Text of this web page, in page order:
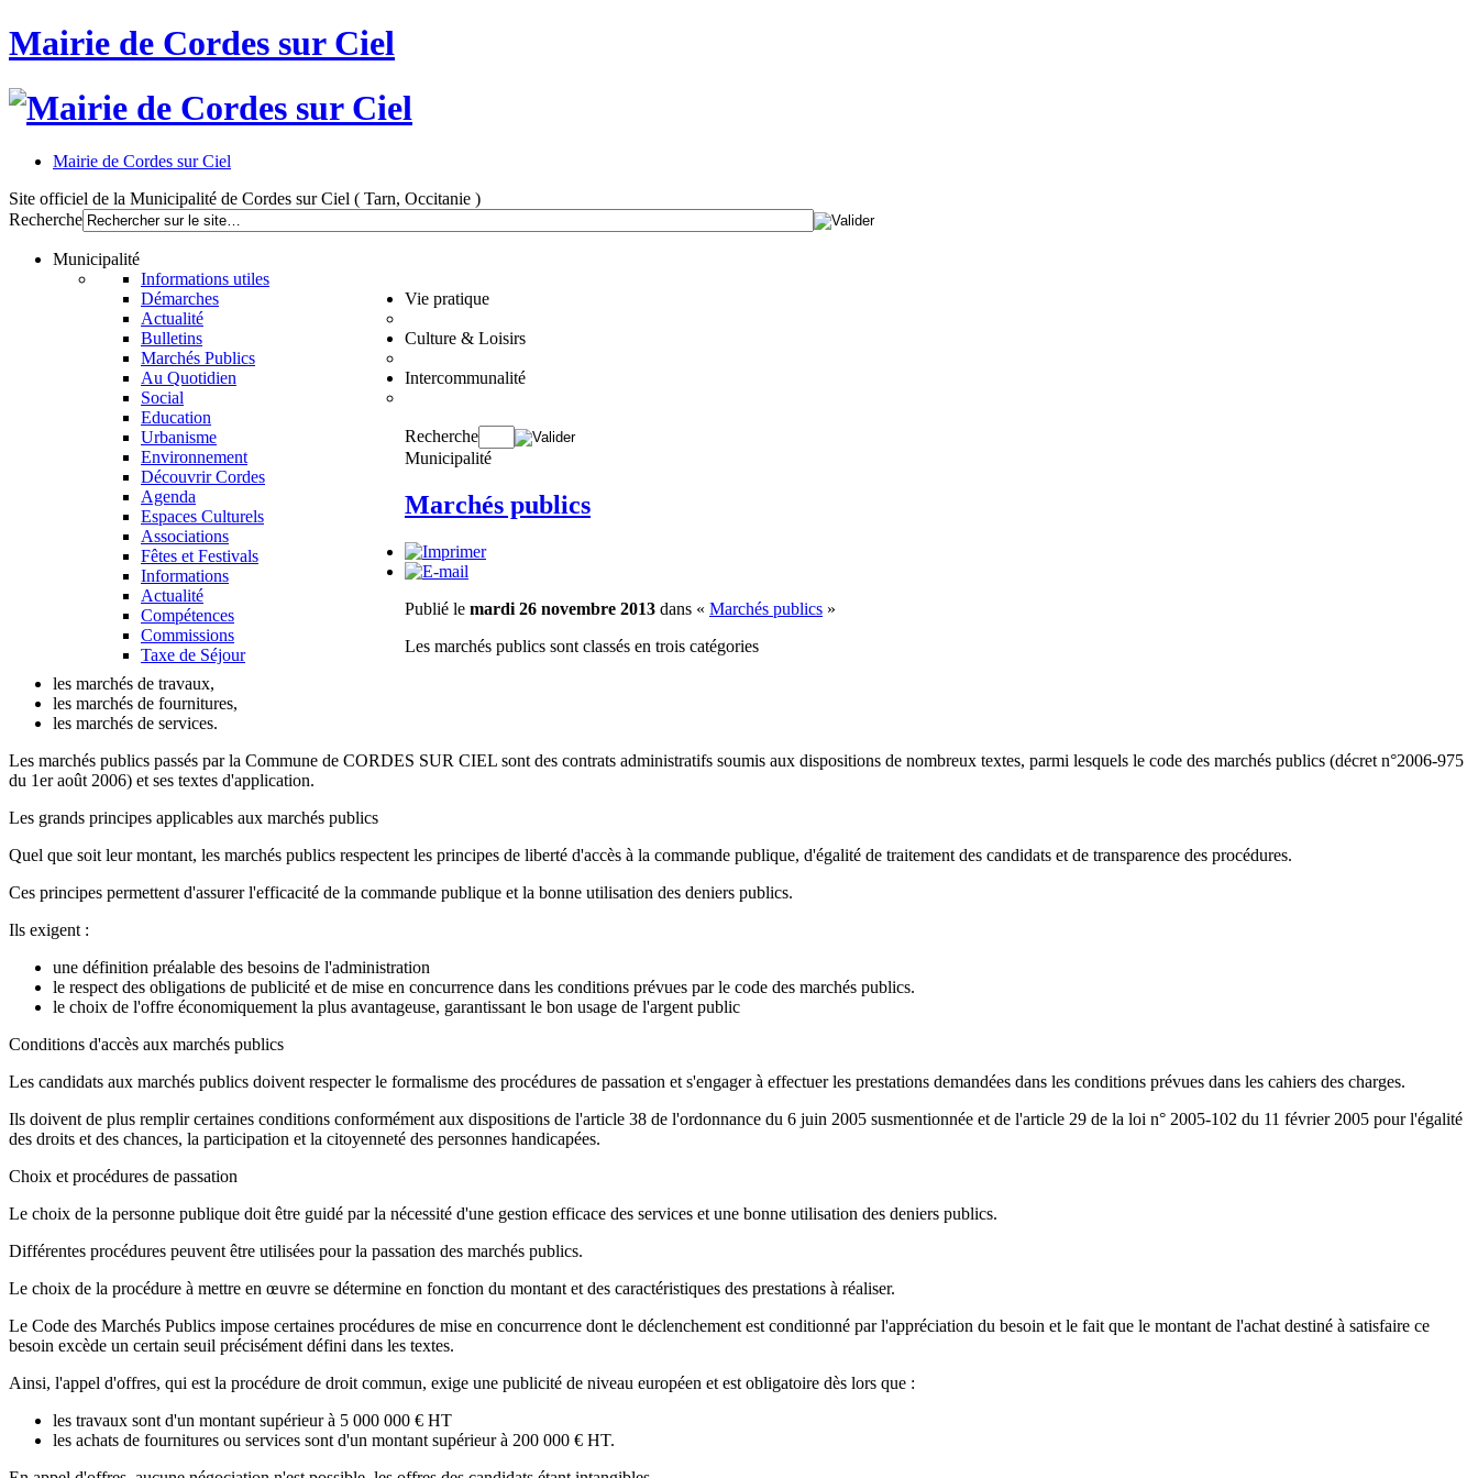
Mairie de Cordes sur Ciel
Mairie de Cordes sur Ciel
Site officiel de la Municipalité de Cordes sur Ciel ( Tarn, Occitanie )
Recherche
Municipalité
Informations utiles
Démarches
Actualité
Bulletins
Marchés Publics
Vie pratique
Au Quotidien
Social
Education
Urbanisme
Environnement
Culture & Loisirs
Découvrir Cordes
Agenda
Espaces Culturels
Associations
Fêtes et Festivals
Intercommunalité
Informations
Actualité
Compétences
Commissions
Taxe de Séjour
Recherche
Municipalité
Marchés publics
Publié le mardi 26 novembre 2013 dans « Marchés publics »
Les marchés publics sont classés en trois catégories
les marchés de travaux,
les marchés de fournitures,
les marchés de services.
Les marchés publics passés par la Commune de CORDES SUR CIEL sont des contrats administratifs soumis aux dispositions de nombreux textes, parmi lesquels le code des marchés publics (décret n°2006-975
du 1er août 2006) et ses textes d'application.
Les grands principes applicables aux marchés publics
Quel que soit leur montant, les marchés publics respectent les principes de liberté d'accès à la commande publique, d'égalité de traitement des candidats et de transparence des procédures.
Ces principes permettent d'assurer l'efficacité de la commande publique et la bonne utilisation des deniers publics.
Ils exigent :
une définition préalable des besoins de l'administration
le respect des obligations de publicité et de mise en concurrence dans les conditions prévues par le code des marchés publics.
le choix de l'offre économiquement la plus avantageuse, garantissant le bon usage de l'argent public
Conditions d'accès aux marchés publics
Les candidats aux marchés publics doivent respecter le formalisme des procédures de passation et s'engager à effectuer les prestations demandées dans les conditions prévues dans les cahiers des charges.
Ils doivent de plus remplir certaines conditions conformément aux dispositions de l'article 38 de l'ordonnance du 6 juin 2005 susmentionnée et de l'article 29 de la loi n° 2005-102 du 11 février 2005 pour l'égalité
des droits et des chances, la participation et la citoyenneté des personnes handicapées.
Choix et procédures de passation
Le choix de la personne publique doit être guidé par la nécessité d'une gestion efficace des services et une bonne utilisation des deniers publics.
Différentes procédures peuvent être utilisées pour la passation des marchés publics.
Le choix de la procédure à mettre en œuvre se détermine en fonction du montant et des caractéristiques des prestations à réaliser.
Le Code des Marchés Publics impose certaines procédures de mise en concurrence dont le déclenchement est conditionné par l'appréciation du besoin et le fait que le montant de l'achat destiné à satisfaire ce
besoin excède un certain seuil précisément défini dans les textes.
Ainsi, l'appel d'offres, qui est la procédure de droit commun, exige une publicité de niveau européen et est obligatoire dès lors que :
les travaux sont d'un montant supérieur à 5 000 000 € HT
les achats de fournitures ou services sont d'un montant supérieur à 200 000 € HT.